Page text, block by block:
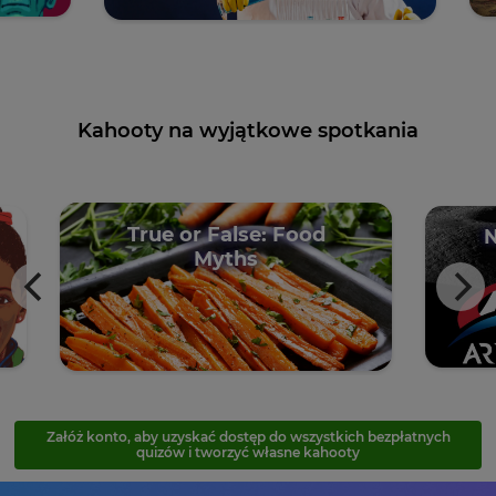
Kahooty na wyjątkowe spotkania
True or False: Food
Myths
Załóż konto, aby uzyskać dostęp do wszystkich bezpłatnych
quizów i tworzyć własne kahooty
×